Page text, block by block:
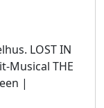
LOST IN
Musical THE
|